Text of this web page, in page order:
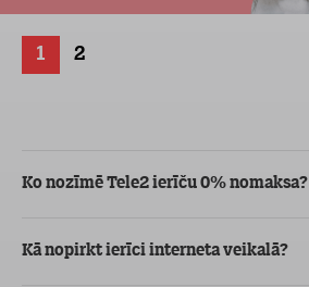
1 2
Ko nozīmē Tele2 ierīču 0% nomaksa?
Kā nopirkt ierīci interneta veikalā?